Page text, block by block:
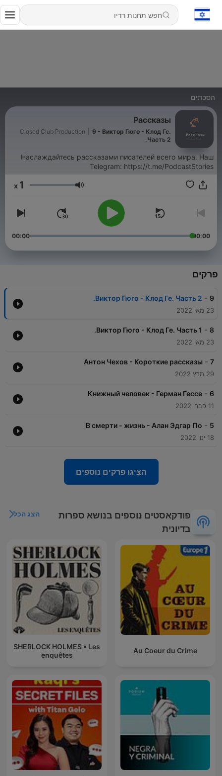
הסכתים
Рассказы
Closed Club Production
9 - Виктор Гюго - Клод Ге.
Часть 2.
Наслаждайтесь рассказами писателей всего мира. Наш
Telegram: https://t.me/PodcastStories
עוצמת שמע 1
00:00
00:00
פרקים
9
-
Виктор Гюго - Клод Ге. Часть 2.
23 מאי 2022
8
-
Виктор Гюго - Клод Ге. Часть 1.
23 מאי 2022
7
-
Антон Чехов - Короткие рассказы
29 מרץ 2022
6
-
Книжный человек - Герман Гессе
11 פבר' 2022
5
-
В смерти - жизнь - Алан Эдгар По
18 ינו' 2022
הציגו פרקים נוספים
פודקאסטים נוספים בנושא ספרות
בדיונית
הצג הכל
Au Coeur du Crime
SHERLOCK HOLMES • Les
enquêtes